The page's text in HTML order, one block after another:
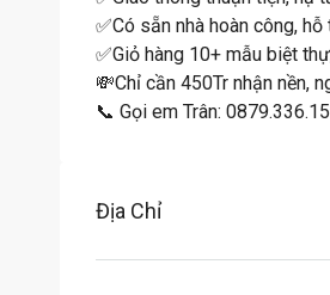
✅Có sẵn nhà hoàn công, hỗ
✅Giỏ hàng 10+ mẫu biệt
💸Chỉ cần 450Tr nhận nền,
📞 Gọi em Trân:
Địa Chỉ